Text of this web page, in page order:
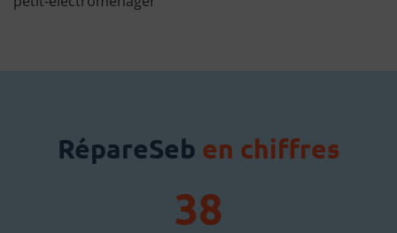
RépareSeb en chiffres
38